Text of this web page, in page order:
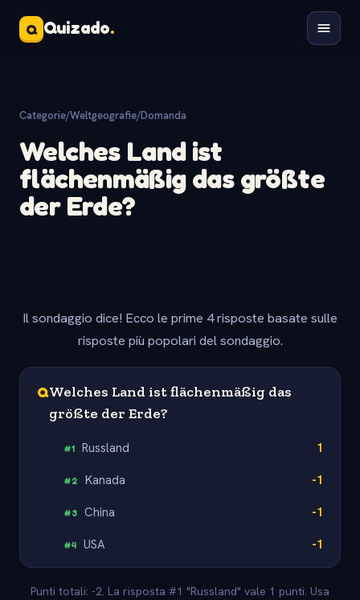
Q Quizado.
Categorie/Weltgeografie/Domanda
Welches Land ist
flächenmäßig das größte
der Erde?
Il sondaggio dice! Ecco le prime 4 risposte basate sulle
risposte più popolari del sondaggio.
QWelches Land ist flächenmäßig das
größte der Erde?
#1 Russland 1
#2 Kanada -1
#3 China -1
#4 USA -1
Punti totali: -2. La risposta #1 "Russland" vale 1 punti. Usa